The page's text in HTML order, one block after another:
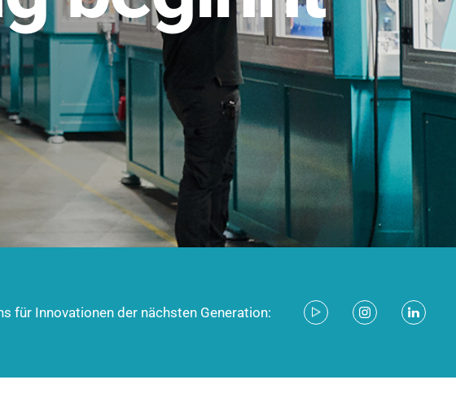
Stecksystem für industrielle Anwendungen –
geschützt und zukunftsfähig.
entdecken
für Innovationen der nächsten Generation: